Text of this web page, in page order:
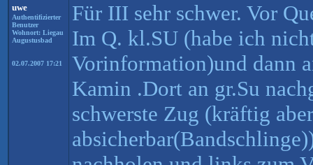
uwe
Authentifizierter
Benutzer
Wohnort: Liegau
Augustusbad
02.07.2007 17:21
Für III sehr schwer. Vor
Im Q. kl.SU (habe ich
Vorinformation)und dann
Kamin .Dort an gr.Su
schwerste Zug (kräftig aber